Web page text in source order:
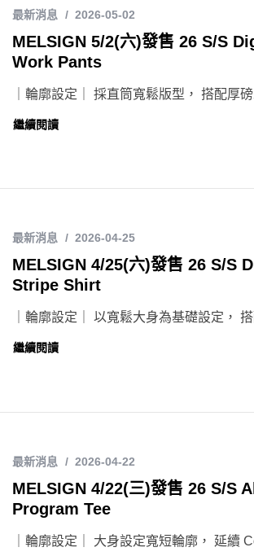
最新消息 2026-05-02
MELSIGN 5/2(六)發售 26 S/S
Work Pants
｜輪廓設定｜ 採直筒寬鬆版型， 搭配厚
繼續閱讀
最新消息 2026-04-25
MELSIGN 4/25(六)發售 26 S/S
Stripe Shirt
｜輪廓設定｜ 以寬鬆大身為基礎設定，
繼續閱讀
最新消息 2026-04-22
MELSIGN 4/22(三)發售 26 S/S
Program Tee
｜輪廓設定｜ 大身設定寬短輪廓， 延續